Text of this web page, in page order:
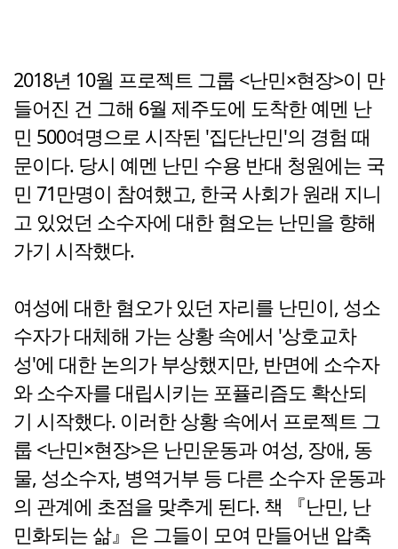
2018년 10월 프로젝트 그룹 <난민×현장>이 만
들어진 건 그해 6월 제주도에 도착한 예멘 난
민 500여명으로 시작된 '집단난민'의 경험 때
문이다. 당시 예멘 난민 수용 반대 청원에는 국
민 71만명이 참여했고, 한국 사회가 원래 지니
고 있었던 소수자에 대한 혐오는 난민을 향해
가기 시작했다.
여성에 대한 혐오가 있던 자리를 난민이, 성소
수자가 대체해 가는 상황 속에서 '상호교차
성'에 대한 논의가 부상했지만, 반면에 소수자
와 소수자를 대립시키는 포퓰리즘도 확산되
기 시작했다. 이러한 상황 속에서 프로젝트 그
룹 <난민×현장>은 난민운동과 여성, 장애, 동
물, 성소수자, 병역거부 등 다른 소수자 운동과
의 관계에 초점을 맞추게 된다. 책 『난민, 난
민화되는 삶』은 그들이 모여 만들어낸 압축